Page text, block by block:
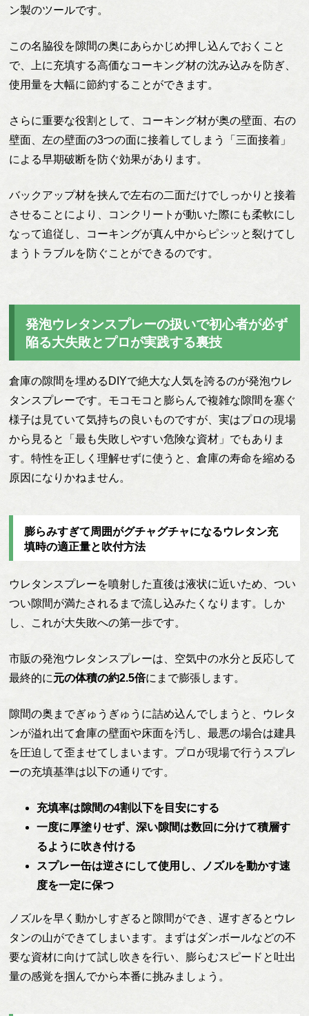
ン製のツールです。
この名脇役を隙間の奥にあらかじめ押し込んでおくこと
で、上に充填する高価なコーキング材の沈み込みを防ぎ、
使用量を大幅に節約することができます。
さらに重要な役割として、コーキング材が奥の壁面、右の
壁面、左の壁面の3つの面に接着してしまう「三面接着」
による早期破断を防ぐ効果があります。
バックアップ材を挟んで左右の二面だけでしっかりと接着
させることにより、コンクリートが動いた際にも柔軟にし
なって追従し、コーキングが真ん中からピシッと裂けてし
まうトラブルを防ぐことができるのです。
発泡ウレタンスプレーの扱いで初心者が必ず
陥る大失敗とプロが実践する裏技
倉庫の隙間を埋めるDIYで絶大な人気を誇るのが発泡ウレ
タンスプレーです。モコモコと膨らんで複雑な隙間を塞ぐ
様子は見ていて気持ちの良いものですが、実はプロの現場
から見ると「最も失敗しやすい危険な資材」でもありま
す。特性を正しく理解せずに使うと、倉庫の寿命を縮める
原因になりかねません。
膨らみすぎて周囲がグチャグチャになるウレタン充
填時の適正量と吹付方法
ウレタンスプレーを噴射した直後は液状に近いため、つい
つい隙間が満たされるまで流し込みたくなります。しか
し、これが大失敗への第一歩です。
市販の発泡ウレタンスプレーは、空気中の水分と反応して
最終的に元の体積の約2.5倍にまで膨張します。
隙間の奥までぎゅうぎゅうに詰め込んでしまうと、ウレタ
ンが溢れ出て倉庫の壁面や床面を汚し、最悪の場合は建具
を圧迫して歪ませてしまいます。プロが現場で行うスプレ
ーの充填基準は以下の通りです。
充填率は隙間の4割以下を目安にする
一度に厚塗りせず、深い隙間は数回に分けて積層す
るように吹き付ける
スプレー缶は逆さにして使用し、ノズルを動かす速
度を一定に保つ
ノズルを早く動かしすぎると隙間ができ、遅すぎるとウレ
タンの山ができてしまいます。まずはダンボールなどの不
要な資材に向けて試し吹きを行い、膨らむスピードと吐出
量の感覚を掴んでから本番に挑みましょう。